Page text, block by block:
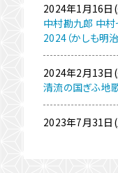
2024年1月16日
中村勘九郎 中
2024（かしも明治
2024年2月13日
清流の国ぎふ地
2023年7月31日